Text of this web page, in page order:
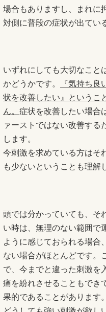
場合もありますし、まれに
対側に普段の症状が出てい
いずれにしても大切なこと
かどうかです。
『気持ち
状を改善したい』というこ
ん。 症状を改善したい場合
ァーストではない改善する
します。
今刺激を求めている方はそ
も少ないということも理解
頭では分かっていても、そ
い時は、無理のない範囲で
ように感じておられる場合
ない場合がほとんどです。
で、今までと違った刺激を
痛を紛れさせることもでき
果的であることがあります。